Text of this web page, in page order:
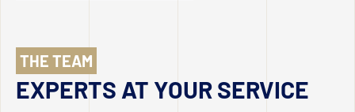
THE TEAM
EXPERTS AT YOUR SERVICE